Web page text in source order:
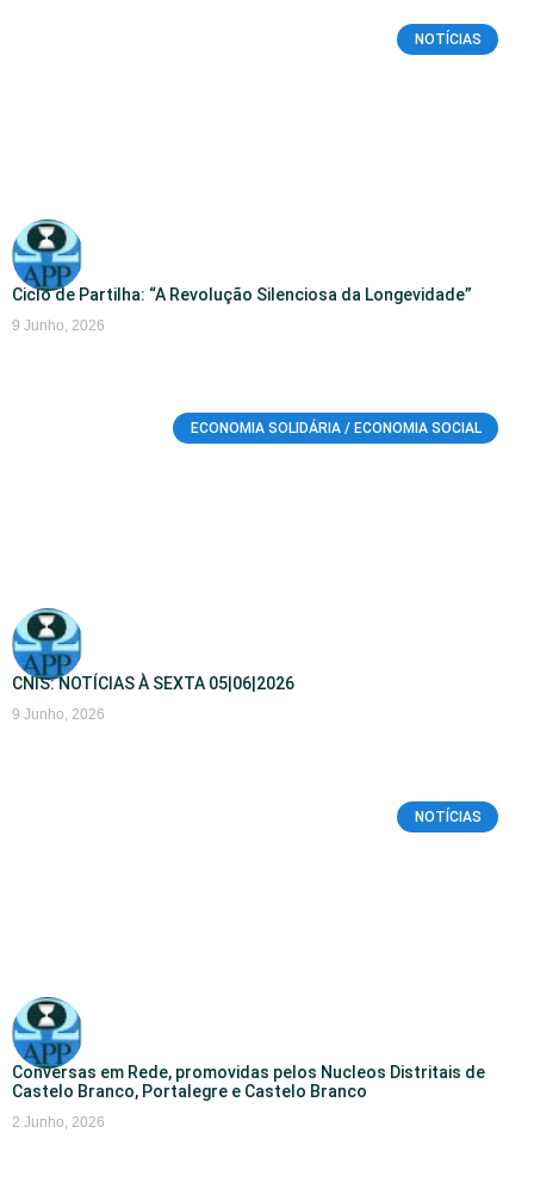
NOTÍCIAS
Ciclo de Partilha: “A Revolução Silenciosa da Longevidade”
9 Junho, 2026
ECONOMIA SOLIDÁRIA / ECONOMIA SOCIAL
CNIS: NOTÍCIAS À SEXTA 05|06|2026
9 Junho, 2026
NOTÍCIAS
Conversas em Rede, promovidas pelos Nucleos Distritais de
Castelo Branco, Portalegre e Castelo Branco
2 Junho, 2026